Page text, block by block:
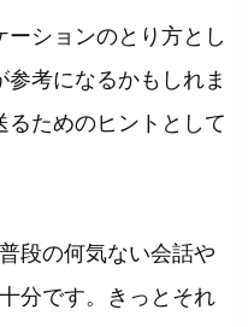
ションのとり方とし
考になるかもしれま
ためのヒントとして
段の何気ない会話や
分です。きっとそれ